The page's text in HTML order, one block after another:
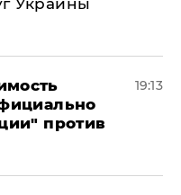
Украины
против
19:13